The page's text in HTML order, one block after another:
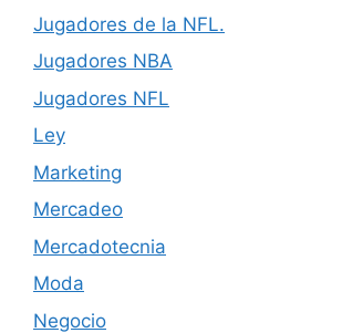
Jugadores de la NFL.
Jugadores NBA
Jugadores NFL
Ley
Marketing
Mercadeo
Mercadotecnia
Moda
Negocio